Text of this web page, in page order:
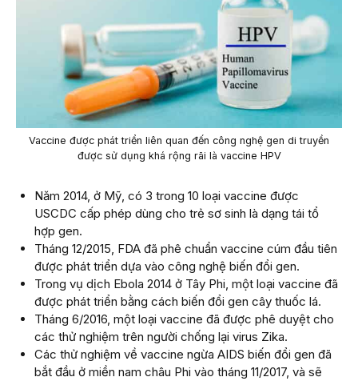
Vaccine được phát triển liên quan đến công nghệ gen di truyền
được sử dụng khá rộng rãi là vaccine HPV
Năm 2014, ở Mỹ, có 3 trong 10 loại vaccine được
USCDC cấp phép dùng cho trẻ sơ sinh là dạng tái tổ
hợp gen.
Tháng 12/2015, FDA đã phê chuẩn vaccine cúm đầu tiên
được phát triển dựa vào công nghệ biến đổi gen.
Trong vụ dịch Ebola 2014 ở Tây Phi, một loại vaccine đã
được phát triển bằng cách biến đổi gen cây thuốc lá.
Tháng 6/2016, một loại vaccine đã được phê duyệt cho
các thử nghiệm trên người chống lại virus Zika.
Các thử nghiệm về vaccine ngừa AIDS biến đổi gen đã
bắt đầu ở miền nam châu Phi vào tháng 11/2017, và sẽ